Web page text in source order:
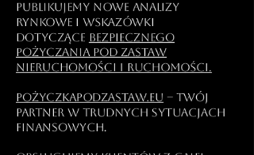
publikujemy nowe analizy
rynkowe i wskazówki
dotyczące bezpiecznego
pożyczania pod zastaw
nieruchomości i ruchomości.
PożyczkaPodZastaw.eu – Twój
partner w trudnych sytuacjach
finansowych.